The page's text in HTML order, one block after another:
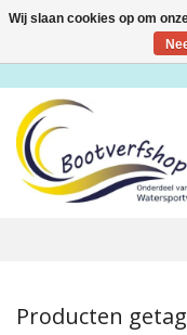
Toggle
Producten
Wij slaan cookies op om